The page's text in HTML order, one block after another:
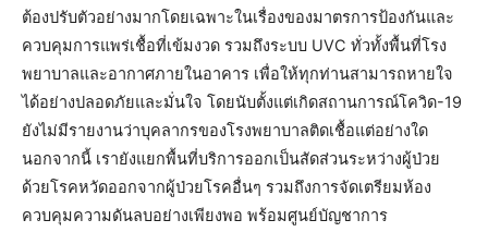
ต้องปรับตัวอย่างมากโดยเฉพาะในเรื่องของมาตรการป้องกันและ
ควบคุมการแพร่เชื้อที่เข้มงวด รวมถึงระบบ UVC ทั่วทั้งพื้นที่โรง
พยาบาลและอากาศภายในอาคาร เพื่อให้ทุกท่านสามารถหายใจ
ได้อย่างปลอดภัยและมั่นใจ โดยนับตั้งแต่เกิดสถานการณ์โควิด-19
ยังไม่มีรายงานว่าบุคลากรของโรงพยาบาลติดเชื้อแต่อย่างใด
นอกจากนี้ เรายังแยกพื้นที่บริการออกเป็นสัดส่วนระหว่างผู้ป่วย
ด้วยโรคหวัดออกจากผู้ป่วยโรคอื่นๆ รวมถึงการจัดเตรียมห้อง
ควบคุมความดันลบอย่างเพียงพอ พร้อมศูนย์บัญชาการ